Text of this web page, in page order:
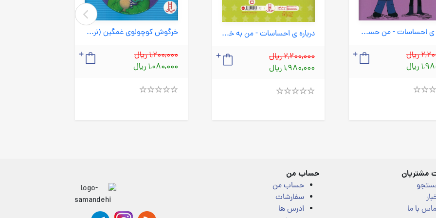
خرگوش کوچولوی غمگین (نردبان) خشتی شومیز
1,200,000 ریال
1,080,000 ریال
درباره ی احساسات - من به خودم می بالم (نردبان) خشتی شومیز
2,200,000 ریال
1,980,000 ریال
درباره ی احساسات - من حسودم (نردبان) خشتی شومیز
ریال
ریال
مشتریان
با ما
حساب من
حساب من
سفارشات
ادرس ها